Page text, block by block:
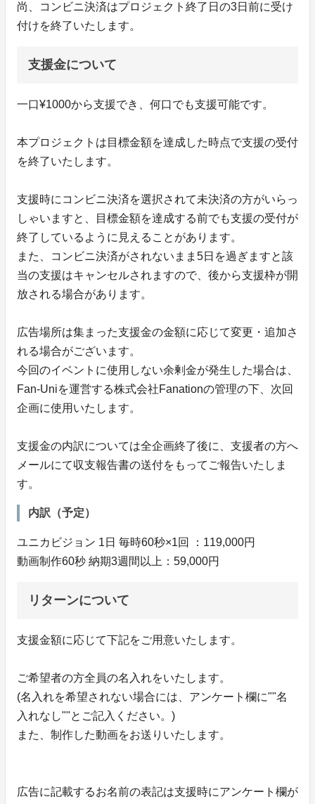
尚、コンビニ決済はプロジェクト終了日の3日前に受け
付けを終了いたします。
支援金について
一口¥1000から支援でき、何口でも支援可能です。
本プロジェクトは目標金額を達成した時点で支援の受付
を終了いたします。
支援時にコンビニ決済を選択されて未決済の方がいらっ
しゃいますと、目標金額を達成する前でも支援の受付が
終了しているように見えることがあります。
また、コンビニ決済がされないまま5日を過ぎますと該
当の支援はキャンセルされますので、後から支援枠が開
放される場合があります。
広告場所は集まった支援金の金額に応じて変更・追加さ
れる場合がございます。
今回のイベントに使用しない余剰金が発生した場合は、
Fan-Uniを運営する株式会社Fanationの管理の下、次回
企画に使用いたします。
支援金の内訳については全企画終了後に、支援者の方へ
メールにて収支報告書の送付をもってご報告いたしま
す。
内訳（予定）
ユニカビジョン 1日 毎時60秒×1回 ：119,000円
動画制作60秒 納期3週間以上：59,000円
リターンについて
支援金額に応じて下記をご用意いたします。
ご希望者の方全員の名入れをいたします。
(名入れを希望されない場合には、アンケート欄に""名
入れなし""とご記入ください。)
また、制作した動画をお送りいたします。
広告に記載するお名前の表記は支援時にアンケート欄が